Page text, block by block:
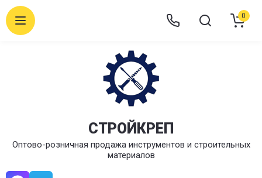
СТРОЙКРЕП
Оптово-розничная продажа инструментов и строительных
материалов
0